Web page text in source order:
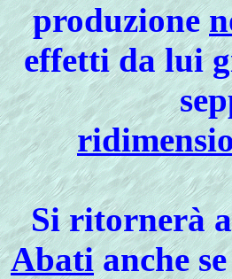
produzione
effetti da lui
Si ritornerà
Abatianche